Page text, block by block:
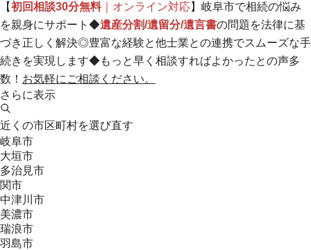
【初回相談30分無料｜オンライン対応】岐阜市で相続の悩み
を親身にサポート◆遺産分割/遺留分/遺言書の問題を法律に基
づき正しく解決◎豊富な経験と他士業との連携でスムーズな手
続きを実現します◆もっと早く相談すればよかったとの声多
数！ お気軽にご相談ください。
さらに表示
近くの市区町村を選び直す
岐阜市
大垣市
多治見市
関市
中津川市
美濃市
瑞浪市
羽島市